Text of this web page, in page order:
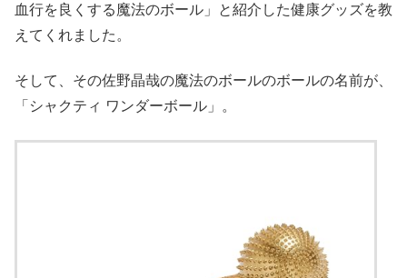
血行を良くする魔法のボール」と紹介した健康グッズを教
えてくれました。
そして、その佐野晶哉の魔法のボールのボールの名前が、
「シャクティ ワンダーボール」。